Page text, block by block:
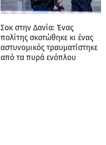
Σοκ στην Δανία: Ένας
πολίτης σκοτώθηκε κι ένας
αστυνομικός τραυματίστηκε
από τα πυρά ενόπλου